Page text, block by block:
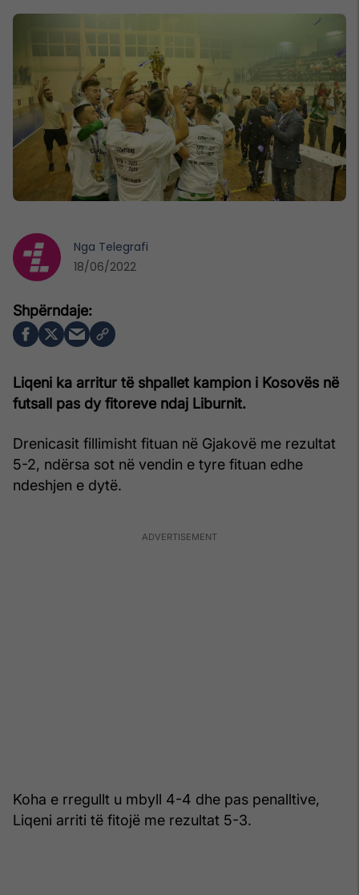
Liqeni ka arritur të shpallet kampion i Kosovës në
futsall pas dy fitoreve ndaj Liburnit.
Drenicasit fillimisht fituan në Gjakovë me rezultat
5-2, ndërsa sot në vendin e tyre fituan edhe
ndeshjen e dytë.
Koha e rregullt u mbyll 4-4 dhe pas penalltive,
Liqeni arriti të fitojë me rezultat 5-3.
Nga Telegrafi
18/06/2022